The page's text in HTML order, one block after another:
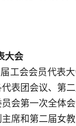
大会
会会员代表大
表团会议、第
会第一次全体
席和第二届女